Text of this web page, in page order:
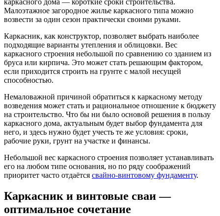
каркасного дома — короткие сроки строительства.
Малоэтажное загородное жилье каркасного типа можно
возвести за один сезон практически своими руками.
Каркасник, как конструктор, позволяет выбрать наиболее
подходящие варианты утепления и облицовки. Вес
каркасного строения небольшой по сравнению со зданием из
бруса или кирпича. Это может стать решающим фактором,
если приходится строить на грунте с малой несущей
способностью.
Немаловажной причиной обратиться к каркасному методу
возведения может стать и рациональное отношение к бюджету
на строительство. Что бы ни было основой решения в пользу
каркасного дома, актуальным будет выбор фундамента для
него, и здесь нужно будет учесть те же условия: сроки,
рабочие руки, грунт на участке и финансы.
Небольшой вес каркасного строения позволяет устанавливать
его на любом типе основания, но по ряду соображений
приоритет часто отдаётся свайно-винтовому фундаменту.
Каркасник и винтовые сваи —
оптимальное сочетание